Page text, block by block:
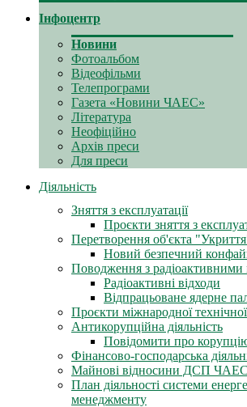
Інфоцентр
Новини
Фотоальбом
Відеофільми
Телепрограми
Газета «Новини ЧАЕС»
Література
Неофіційно
Архів преси
Для преси
Діяльність
Зняття з експлуатації
Проєкти зняття з
Перетворення об'єкта
Новий безпечний
Поводження з радіоактивними
Радіоактивні відходи
Відпрацьоване ядерне
Проєкти міжнародної
Антикорупційна діяльність
Повідомити про
Фінансово-господарська
Майнові відносини ДСП ЧАЕС
План діяльності системи
менеджменту